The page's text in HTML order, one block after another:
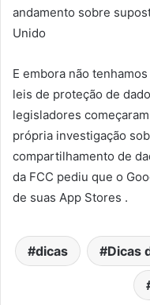
andamento sobre
Unido
E embora não
leis de proteção de
legisladores
própria investigação
compartilhamento de
da FCC pediu que o
de suas App Stores .
dicas Dicas